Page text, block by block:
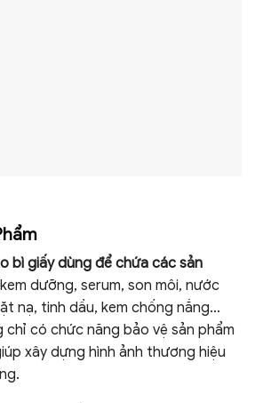
bì giấy dùng để chứa các sản
dưỡng, serum, son môi, nước
nạ, tinh dầu, kem chống nắng…
chỉ có chức năng bảo vệ sản phẩm
xây dựng hình ảnh thương hiệu